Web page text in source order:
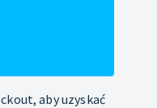
aby uzyskać